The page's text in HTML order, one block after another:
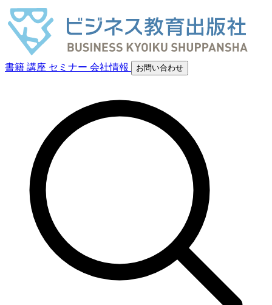
書籍 講座 セミナー 会社情報 お問い合わせ